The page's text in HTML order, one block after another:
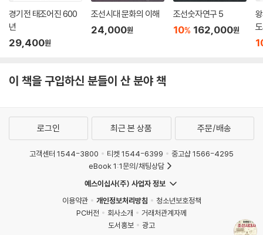
경기전 태조어진 600
년
29,400원
조선시대 문화의 이해
24,000원
조선숫자연구 5
10% 162,000원
이 책을 구입하신 분들이 산 분야 책
로그인 최근 본 상품 주문/배송
고객센터 1544-3800 티켓 1544-6399
중고샵 1566-4295
eBook 1:1문의/채팅상담
예스이십사(주) 사업자 정보
이용약관
개인정보처리방침
청소년보호정책
PC버전
회사소개
거래처관계자께
도서홍보
광고